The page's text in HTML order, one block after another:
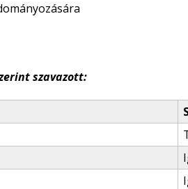
szavazott: